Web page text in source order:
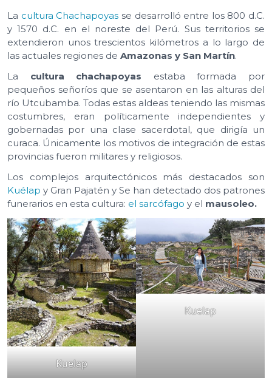
La cultura Chachapoyas se desarrolló entre los 800 d.C.
y 1570 d.C. en el noreste del Perú. Sus territorios se
extendieron unos trescientos kilómetros a lo largo de
las actuales regiones de Amazonas y San Martín.
La cultura chachapoyas estaba formada por
pequeños señoríos que se asentaron en las alturas del
río Utcubamba. Todas estas aldeas teniendo las mismas
costumbres, eran políticamente independientes y
gobernadas por una clase sacerdotal, que dirigía un
curaca. Únicamente los motivos de integración de estas
provincias fueron militares y religiosos.
Los complejos arquitectónicos más destacados son
Kuélap y Gran Pajatén y Se han detectado dos patrones
funerarios en esta cultura: el sarcófago y el mausoleo.
Kuelap
Kuelap